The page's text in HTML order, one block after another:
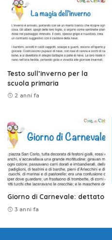
Testo sull’inverno per la
scuola primaria
2 anni fa
Giorno di Carnevale: dettato
3 anni fa